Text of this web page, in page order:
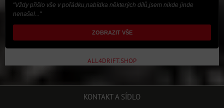
"Vždy přišlo vše v pořádku,nabídka některých dílů,jsem nikde jinde
nenašel..."
ZOBRAZIT VŠE
ALL4DRIFT.SHOP
KONTAKT A SÍDLO